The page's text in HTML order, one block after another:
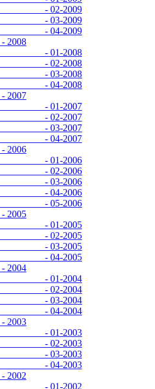
02-2009
03-2009
04-2009
01-2008
02-2008
03-2008
04-2008
01-2007
02-2007
03-2007
04-2007
01-2006
02-2006
03-2006
04-2006
05-2006
01-2005
02-2005
03-2005
04-2005
01-2004
02-2004
03-2004
04-2004
01-2003
02-2003
03-2003
04-2003
01-2002